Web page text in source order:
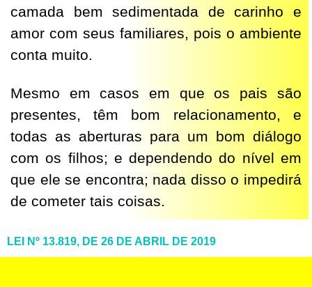
camada bem sedimentada de carinho e
amor com seus familiares, pois o ambiente
conta muito.
Mesmo em casos em que os pais são
presentes, têm bom relacionamento, e
todas as aberturas para um bom diálogo
com os filhos; e dependendo do nível em
que ele se encontra; nada disso o impedirá
de cometer tais coisas.
LEI Nº 13.819, DE 26 DE ABRIL DE 2019